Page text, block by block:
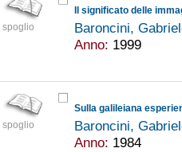
spoglio
Baroncini,
Anno: 1999
spoglio
Sulla galileiana
Baroncini,
Anno: 1984